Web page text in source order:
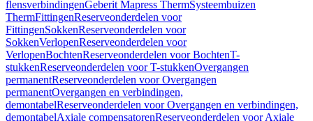
flensverbindingenGeberit Mapress ThermSysteembuizen
ThermFittingenReserveonderdelen voor
FittingenSokkenReserveonderdelen voor
SokkenVerlopenReserveonderdelen voor
VerlopenBochtenReserveonderdelen voor BochtenT-
stukkenReserveonderdelen voor T-stukkenOvergangen
permanentReserveonderdelen voor Overgangen
permanentOvergangen en verbindingen,
demontabelReserveonderdelen voor Overgangen en verbindingen,
demontabelAxiale compensatorenReserveonderdelen voor Axiale